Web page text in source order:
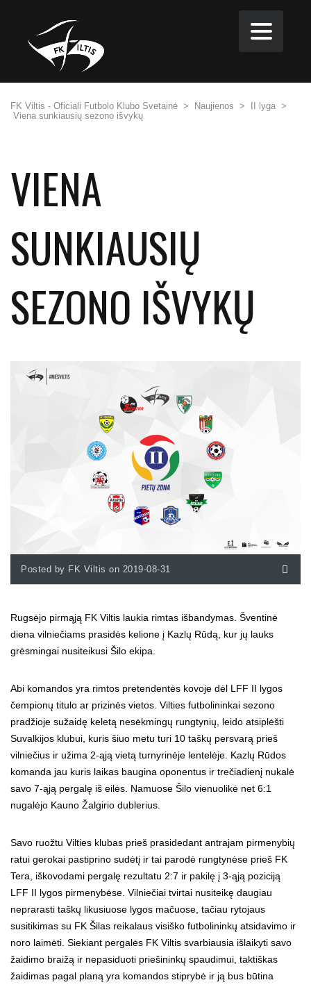
FK Viltis - Oficiali Futbolo Klubo Svetainė > Naujienos > II lyga >
Viena sunkiausių sezono išvykų
VIENA
SUNKIAUSIŲ
SEZONO IŠVYKŲ
Posted by FK Viltis on 2019-08-31
Rugsėjo pirmąją FK Viltis laukia rimtas išbandymas. Šventinė
diena vilniečiams prasidės kelione į Kazlų Rūdą, kur jų lauks
grėsmingai nusiteikusi Šilo ekipa.
Abi komandos yra rimtos pretendentės kovoje dėl LFF II lygos
čempionų titulo ar prizinės vietos. Vilties futbolininkai sezono
pradžioje sužaidę keletą nesėkmingų rungtynių, leido atsiplėšti
Suvalkijos klubui, kuris šiuo metu turi 10 taškų persvarą prieš
vilniečius ir užima 2-ąją vietą turnyrinėje lentelėje. Kazlų Rūdos
komanda jau kuris laikas baugina oponentus ir trečiadienį nukalė
savo 7-ąją pergalę iš eilės. Namuose Šilo vienuolikė net 6:1
nugalėjo Kauno Žalgirio dublerius.
Savo ruožtu Vilties klubas prieš prasidedant antrajam pirmenybių
ratui gerokai pastiprino sudėtį ir tai parodė rungtynėse prieš FK
Tera, iškovodami pergalę rezultatu 2:7 ir pakilę į 3-ąją poziciją
LFF II lygos pirmenybėse. Vilniečiai tvirtai nusiteikę daugiau
neprarasti taškų likusiuose lygos mačuose, tačiau rytojaus
susitikimas su FK Šilas reikalaus visiško futbolininkų atsidavimo ir
noro laimėti. Siekiant pergalės FK Viltis svarbiausia išlaikyti savo
žaidimo braižą ir nepasiduoti priešininkų spaudimui, taktiškas
žaidimas pagal planą yra komandos stiprybė ir ją bus būtina